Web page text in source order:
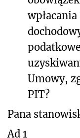
Umowy,
PIT?
Pana
Ad 1